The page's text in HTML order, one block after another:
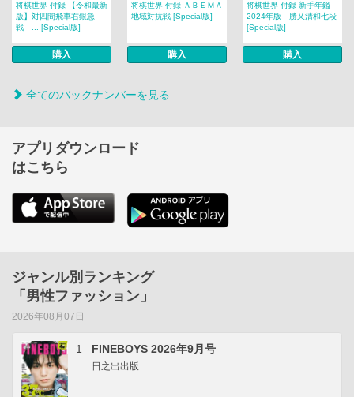
将棋世界 付録 【令和最新
版】対四間飛車右銀急
戦 ... [Special版]
購入
将棋世界 付録 ＡＢＥＭＡ
地域対抗戦 [Special版]
購入
将棋世界 付録 新手年鑑
2024年版 勝又清和七段
[Special版]
購入
全てのバックナンバーを見る
アプリダウンロード
はこちら
ジャンル別ランキング
「男性ファッション」
2026年08月07日
1 FINEBOYS 2026年9月号
日之出出版